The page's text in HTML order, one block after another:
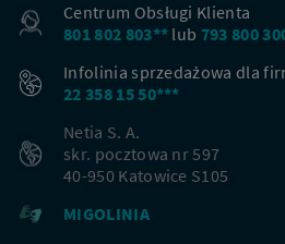
Centrum Obsługi Klienta
801 802 803** lub 793 800
Infolinia sprzedażowa dla
22 358 15 50***
Netia S. A.
skr. pocztowa nr 597
40-950 Katowice S105
MIGOLINIA